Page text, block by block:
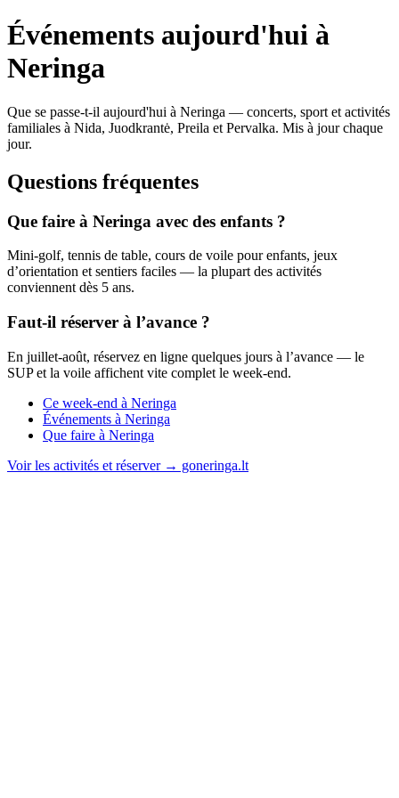
Événements aujourd'hui à
Neringa
Que se passe-t-il aujourd'hui à Neringa — concerts, sport et activités
familiales à Nida, Juodkrantė, Preila et Pervalka. Mis à jour chaque
jour.
Questions fréquentes
Que faire à Neringa avec des enfants ?
Mini-golf, tennis de table, cours de voile pour enfants, jeux
d’orientation et sentiers faciles — la plupart des activités
conviennent dès 5 ans.
Faut-il réserver à l’avance ?
En juillet-août, réservez en ligne quelques jours à l’avance — le
SUP et la voile affichent vite complet le week-end.
Ce week-end à Neringa
Événements à Neringa
Que faire à Neringa
Voir les activités et réserver → goneringa.lt